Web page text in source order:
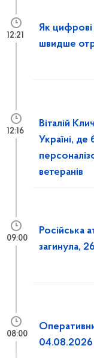
Як цифрові
швидше
12:21
Віталій
Україні,
ветеранів
12:16
Російська
загинула,
09:00
04.08.2026
08:00